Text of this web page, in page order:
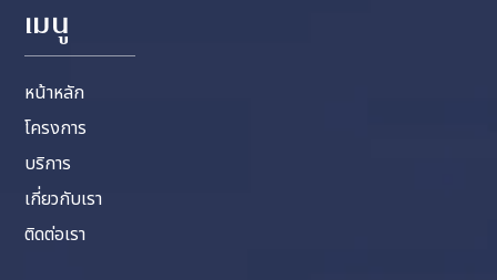
เมนู
หน้าหลัก
โครงการ
บริการ
เกี่ยวกับเรา
ติดต่อเรา